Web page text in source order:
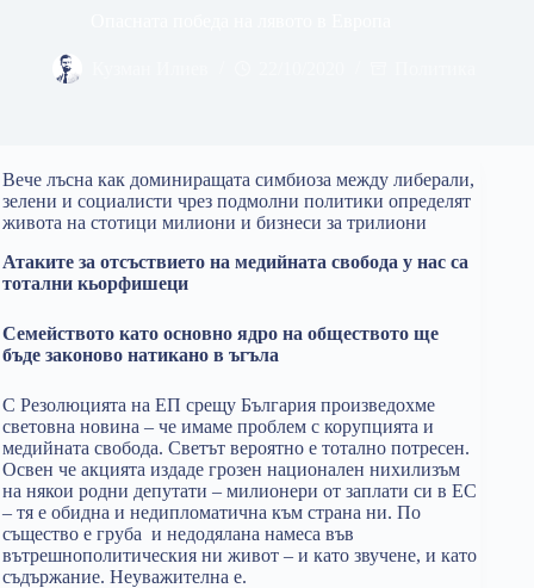
Вече лъсна как доминиращата симбиоза между либерали,
зелени и социалисти чрез подмолни политики определят
живота на стотици милиони и бизнеси за трилиони
Атаките за отсъствието на медийната свобода у нас са
тотални кьорфишеци
Семейството като основно ядро на обществото ще
бъде законово натикано в ъгъла
С Резолюцията на ЕП срещу България произведохме
световна новина – че имаме проблем с корупцията и
медийната свобода. Светът вероятно е тотално потресен.
Освен че акцията издаде грозен национален нихилизъм
на някои родни депутати – милионери от заплати си в ЕС
– тя е обидна и недипломатична към страна ни. По
същество е груба и недодялана намеса във
вътрешнополитическия ни живот – и като звучене, и като
съдържание. Неуважителна е.